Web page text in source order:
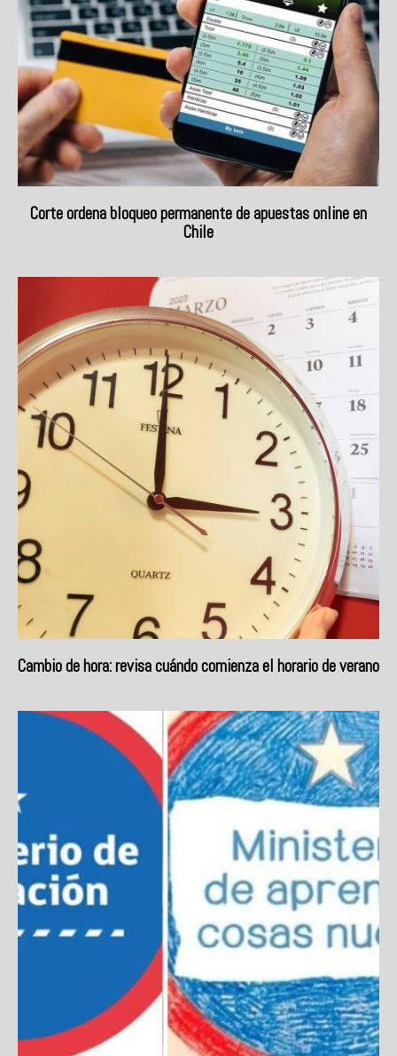
Corte ordena bloqueo permanente de apuestas online en
Chile
Cambio de hora: revisa cuándo comienza el horario de verano